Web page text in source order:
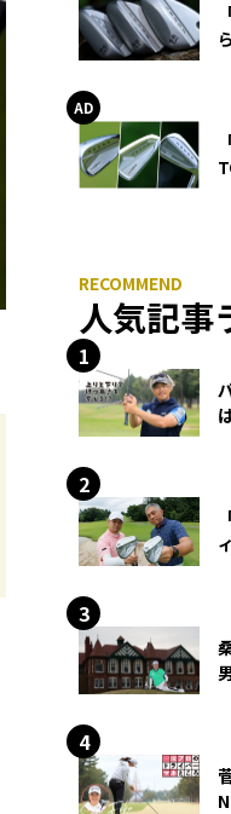
人気記事